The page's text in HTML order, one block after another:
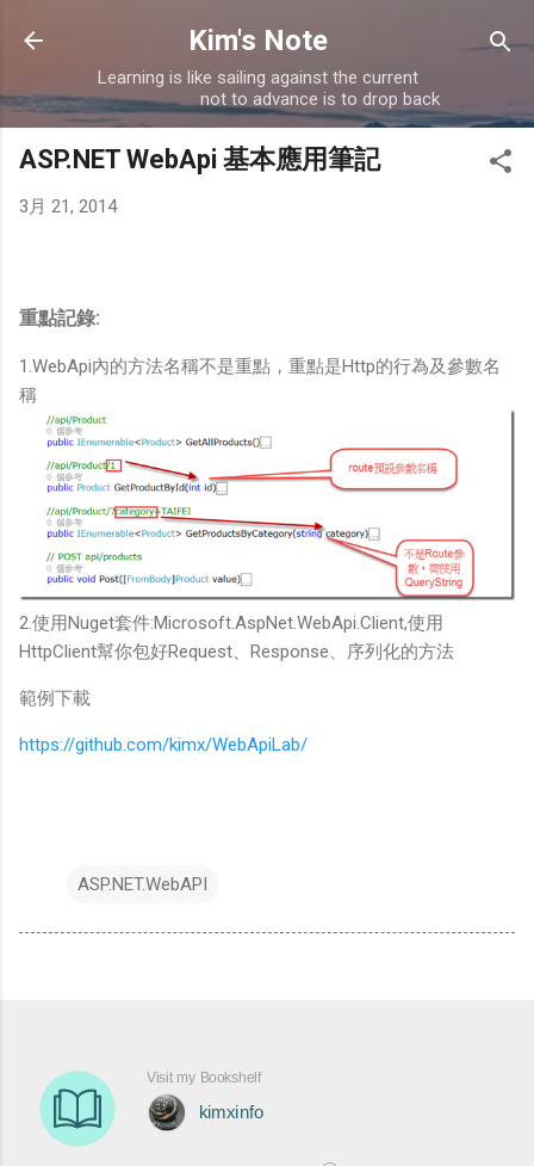
跳到主要內容
Kim's Note
Learning is like sailing against the current
not to advance is to drop back
ASP.NET WebApi 基本應用筆記
3月 21, 2014
重點記錄:
1.WebApi內的方法名稱不是重點，重點是Http的行為及參數名
稱
2.使用Nuget套件:Microsoft.AspNet.WebApi.Client,使用
HttpClient幫你包好Request、Response、序列化的方法
範例下載
https://github.com/kimx/WebApiLab/
ASP.NET.WebAPI